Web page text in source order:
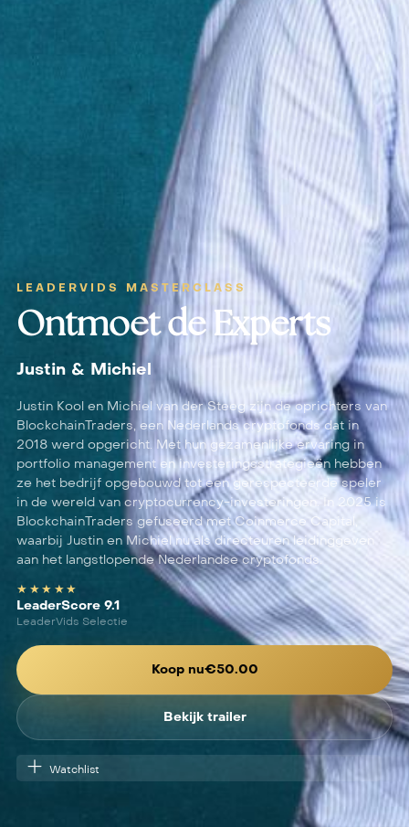
LEADERVIDS MASTERCLASS
Ontmoet de Experts
Justin & Michiel
Justin Kool en Michiel van der Steeg zijn de oprichters van
BlockchainTraders, een Nederlands cryptofonds dat in
2018 werd opgericht. Met hun gezamenlijke ervaring in
portfolio management en investeringsstrategieën hebben
ze het bedrijf opgebouwd tot een gerespecteerde speler
in de wereld van cryptocurrency-investeringen. In 2025 is
BlockchainTraders gefuseerd met Coinmerce Capital,
waarbij Justin en Michiel nu als directeuren leidinggeven
aan het langstlopende Nederlandse cryptofonds.
★★★★★
LeaderScore 9.1
LeaderVids Selectie
Koop nu€50.00
Bekijk trailer
Watchlist